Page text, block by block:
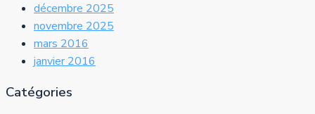
décembre 2025
novembre 2025
mars 2016
janvier 2016
Catégories